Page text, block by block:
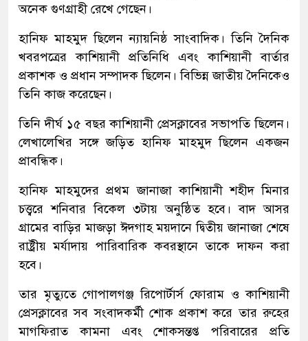
অনেক গুণগ্রাহী রেখে গেছেন।
হানিফ মাহমুদ ছিলেন ন্যায়নিষ্ঠ সাংবাদিক। তিনি দৈনিক
খবরপত্রের কাশিয়ানী প্রতিনিধি এবং কাশিয়ানী বার্তার
প্রকাশক ও প্রধান সম্পাদক ছিলেন। বিভিন্ন জাতীয় দৈনিকেও
তিনি কাজ করেছেন।
তিনি দীর্ঘ ১৫ বছর কাশিয়ানী প্রেসক্লাবের সভাপতি ছিলেন।
লেখালেখির সঙ্গে জড়িত হানিফ মাহমুদ ছিলেন একজন
প্রাবন্ধিক।
হানিফ মাহমুদের প্রথম জানাজা কাশিয়ানী শহীদ মিনার
চত্ত্বরে শনিবার বিকেল ৩টায় অনুষ্ঠিত হবে। বাদ আসর
গ্রামের বাড়ির মাজড়া ঈদগাহ ময়দানে দ্বিতীয় জানাজা শেষে
রাষ্ট্রীয় মর্যাদায় পারিবারিক কবরস্থানে তাকে দাফন করা
হবে।
তার মৃত্যুতে গোপালগঞ্জ রিপোর্টার্স ফোরাম ও কাশিয়ানী
প্রেসক্লাবের সব সংবাদকর্মী শোক প্রকাশ করে তার রুহের
মাগফিরাত কামনা এবং শোকসন্তপ্ত পরিবারের প্রতি